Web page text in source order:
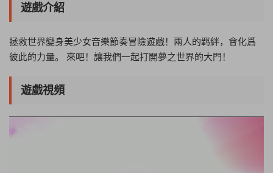
遊戲介紹
拯救世界變身美少女音樂節奏冒險遊戲！兩人的羁絆，會化爲
彼此的力量。 來吧！讓我們一起打開夢之世界的大門！
遊戲視頻